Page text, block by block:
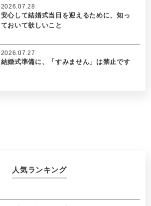
安心して結婚式当日を迎えるために、知っ
ておいて欲しいこと
2026.07.28
結婚式準備に、「すみません」は禁止です
2026.07.27
人気ランキング